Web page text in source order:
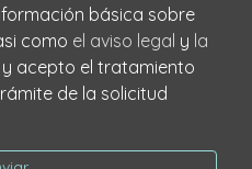
de datos asi como el aviso legal y la
y acepto el tratamiento
de la solicitud